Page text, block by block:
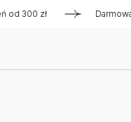
300 zł Darmowa